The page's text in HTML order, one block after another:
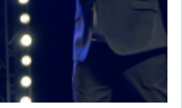
COMPOSANTS
AUTOMOBILES
DISTRIBUTION